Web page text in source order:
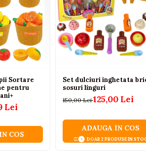
Sortare
pentru
Lei
COS
Set dulciuri inghetata
sosuri linguri
150,00 Lei125,00 Lei
ADAUGA IN COS
DOAR 2 PRODUSE IN